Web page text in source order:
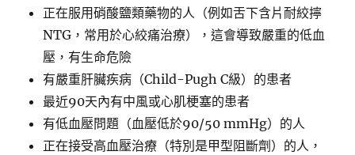
正在服用硝酸鹽類藥物的人（例如舌下含片耐絞擰
NTG，常用於心絞痛治療），這會導致嚴重的低血
壓，有生命危險
有嚴重肝臟疾病（Child-Pugh C級）的患者
最近90天內有中風或心肌梗塞的患者
有低血壓問題（血壓低於90/50 mmHg）的人
正在接受高血壓治療（特別是甲型阻斷劑）的人，